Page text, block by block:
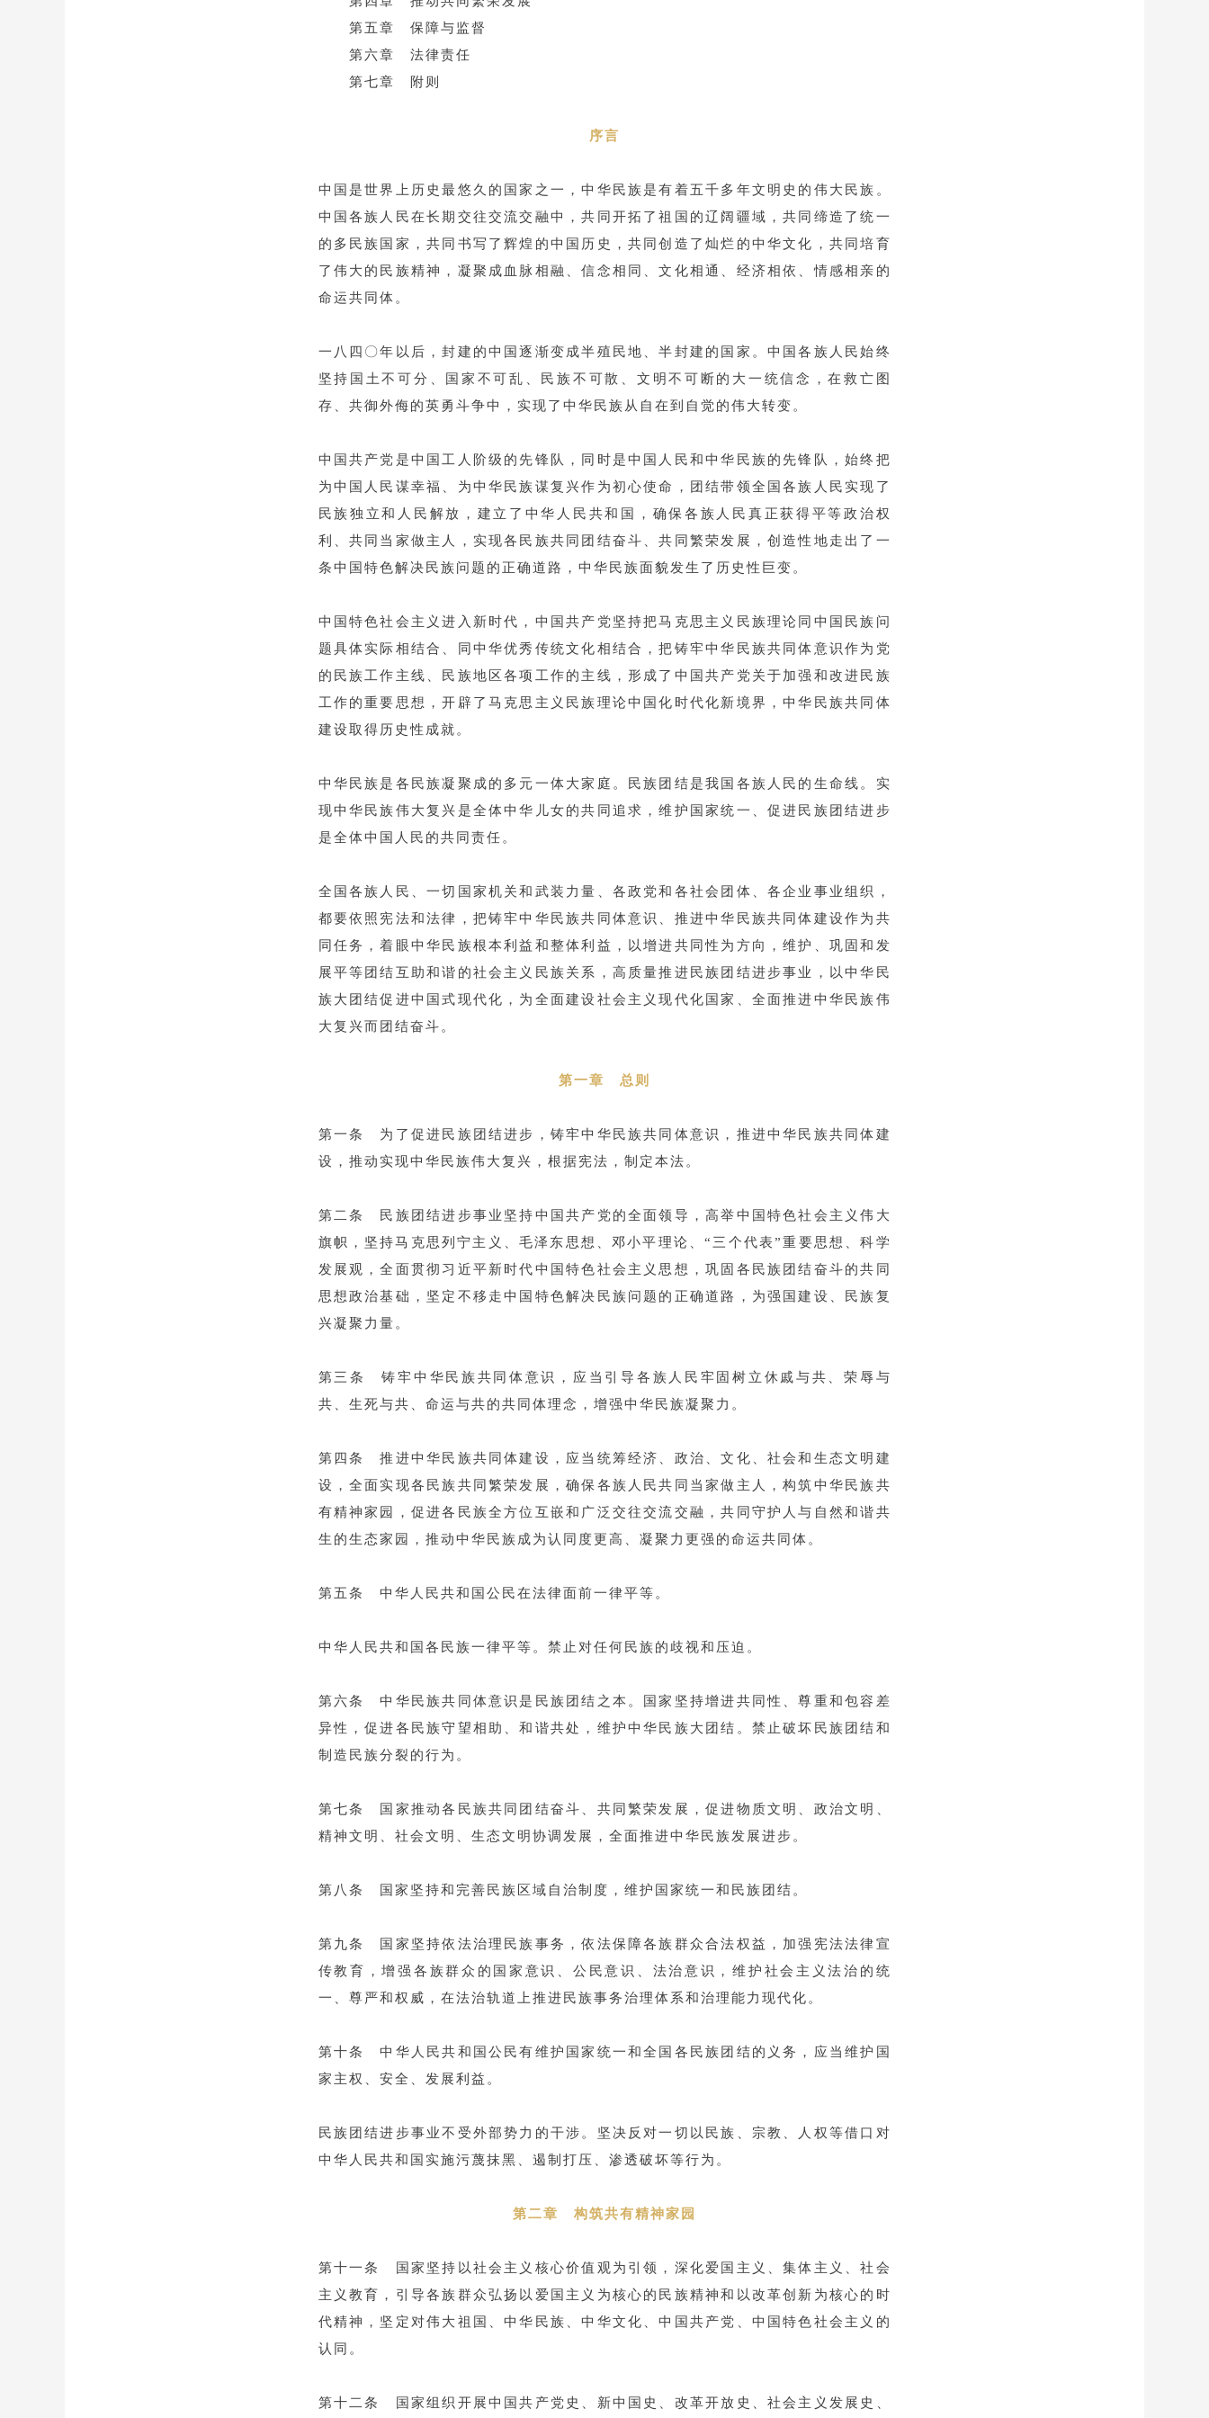
第五章 保障与监督
第六章 法律责任
第七章 附则
序言
中国是世界上历史最悠久的国家之一，中华民族是有着五千多年文明史的伟大民族。
中国各族人民在长期交往交流交融中，共同开拓了祖国的辽阔疆域，共同缔造了统一
的多民族国家，共同书写了辉煌的中国历史，共同创造了灿烂的中华文化，共同培育
了伟大的民族精神，凝聚成血脉相融、信念相同、文化相通、经济相依、情感相亲的
命运共同体。
一八四〇年以后，封建的中国逐渐变成半殖民地、半封建的国家。中国各族人民始终
坚持国土不可分、国家不可乱、民族不可散、文明不可断的大一统信念，在救亡图
存、共御外侮的英勇斗争中，实现了中华民族从自在到自觉的伟大转变。
中国共产党是中国工人阶级的先锋队，同时是中国人民和中华民族的先锋队，始终把
为中国人民谋幸福、为中华民族谋复兴作为初心使命，团结带领全国各族人民实现了
民族独立和人民解放，建立了中华人民共和国，确保各族人民真正获得平等政治权
利、共同当家做主人，实现各民族共同团结奋斗、共同繁荣发展，创造性地走出了一
条中国特色解决民族问题的正确道路，中华民族面貌发生了历史性巨变。
中国特色社会主义进入新时代，中国共产党坚持把马克思主义民族理论同中国民族问
题具体实际相结合、同中华优秀传统文化相结合，把铸牢中华民族共同体意识作为党
的民族工作主线、民族地区各项工作的主线，形成了中国共产党关于加强和改进民族
工作的重要思想，开辟了马克思主义民族理论中国化时代化新境界，中华民族共同体
建设取得历史性成就。
中华民族是各民族凝聚成的多元一体大家庭。民族团结是我国各族人民的生命线。实
现中华民族伟大复兴是全体中华儿女的共同追求，维护国家统一、促进民族团结进步
是全体中国人 民的共同责任。
全国各族人民、一切国家机关和武装力量、各政党和各社会团体、各企业事业组织，
都要依照宪法和法律，把铸牢中华民族共同体意识、推进中华民族共同体建设作为共
同任务，着眼中华民族根本利益和整体利益，以增进共同性为方向，维护、巩固和发
展平等团结互助和谐的社会主义民族关系，高质量推进民族团结进步事业，以中华民
族大团结促进中国式现代化，为全面建设社会主义现代化国家、全面推进中华民族伟
大复兴而团结奋斗。
第一章 总则
第一条 为了促进民族团结进步，铸牢中华民族共同体意识，推进中华民族共同体建
设，推动实现中华民族伟大复兴，根据宪法，制定本法。
第二条 民族团结进步事业坚持中国共产党的全面领导，高举中国特色社会主义伟大
旗帜，坚持马克思列宁主义、毛泽东思想、邓小平理论、“三个代表”重要思想、科学
发展观，全面贯彻习近平新时代中国特色社会主义思想，巩固各民族团结奋斗的共同
思想政治基础，坚定不移走中国特色解决民族问题的正确道路，为强国建设、民族复
兴凝聚力量。
第三条 铸牢中华民族共同体意识，应当引导各族人民牢固树立休戚与共、荣辱与
共、生死与共、命运与共的共同体理念，增强中华民族凝聚力。
第四条 推进中华民族共同体建设，应当统筹经济、政治、文化、社会和生态文明建
设，全面实现各民族共同繁荣发展，确保各族人民共同当家做主人，构筑中华民族共
有精神家园，促进各民族全方位互嵌和广泛交往交流交融，共同守护人与自然和谐共
生的生态家园，推动中华民族成为认同度更高、凝聚力更强的命运共同体。
第五条 中华人民共和国公民在法律面前一律平等。
中华人民共和国各民族一律平等。禁止对任何民族的歧视和压迫。
第六条 中华民族共同体意识是民族团结之本。国家坚持增进共同性、尊重和包容差
异性，促进各民族守望相助、和谐共处，维护中华民族大团结。禁止破坏民族团结和
制造民族分裂的行为。
第七条 国家推动各民族共同团结奋斗、共同繁荣发展，促进物质文明、政治文明、
精神文明、社会文明、生态文明协调发展，全面推进中华民族发展进步。
第八条 国家坚持和完善民族区域自治制度，维护国家统一和民族团结。
第九条 国家坚持依法治理民族事务，依法保障各族群众合法权益，加强宪法法律宣
传教育，增强各族群众的国家意识、公民意识、法治意识，维护社会主义法治的统
一、尊严和权威，在法治轨道上推进民族事务治理体系和治理能力现代化。
第十条 中华人民共和国公民有维护国家统一和全国各民族团结的义务，应当维护国
家主权、安全、发展利益。
民族团结进步事业不受外部势力的干涉。坚决反对一切以民族、宗教、人权等借口对
中华人民共和国实施污蔑抹黑、遏制打压、渗透破坏等行为。
第二章 构筑共有精神家园
第十一条 国家坚持以社会主义核心价值观为引领，深化爱国主义、集体主义、社会
主义教育，引导各族群众弘扬以爱国主义为核心的民族精神和以改革创新为核心的时
代精神，坚定对伟大祖国、中华民族、中华文化、中国共产党、中国特色社会主义的
认同。
第十二条 国家组织开展中国共产党史、新中国史、改革开放史、社会主义发展史、